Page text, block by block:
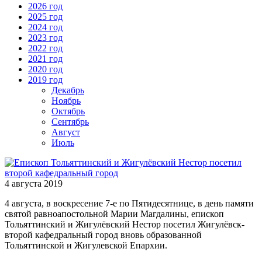
2026 год
2025 год
2024 год
2023 год
2022 год
2021 год
2020 год
2019 год
Декабрь
Ноябрь
Октябрь
Сентябрь
Август
Июль
4 августа 2019
4 августа, в воскресение 7-е по Пятидесятнице, в день памяти
святой равноапостольной Марии Магдалины, епископ
Тольяттинский и Жигулёвский Нестор посетил Жигулёвск-
второй кафедральный город вновь образованной
Тольяттинской и Жигулевской Епархии.